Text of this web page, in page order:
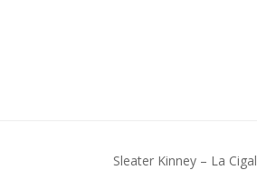
Sleater Kinney – La